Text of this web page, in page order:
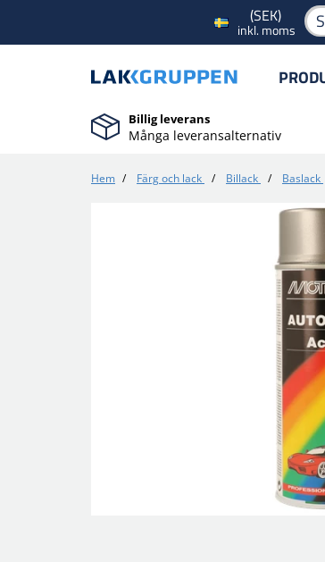
(SEK)
inkl. moms
Billig leverans
Många leveransalternativ
Hem / Färg och lack / Billack / Baslack